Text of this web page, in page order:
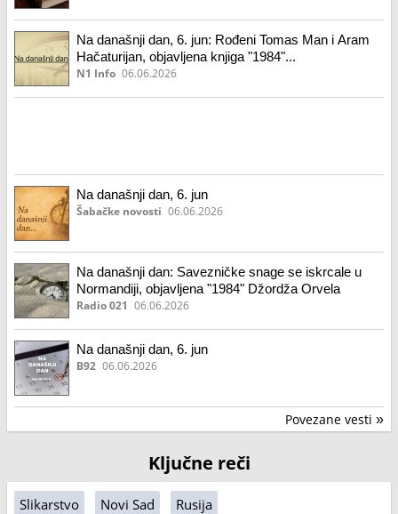
Na današnji dan, 6. jun: Rođeni Tomas Man i Aram
Hačaturijan, objavljena knjiga "1984"...
N1 Info 06.06.2026
Na današnji dan, 6. jun
Šabačke novosti 06.06.2026
Na današnji dan: Savezničke snage se iskrcale u
Normandiji, objavljena "1984" Džordža Orvela
Radio 021 06.06.2026
Na današnji dan, 6. jun
B92 06.06.2026
Povezane vesti »
Ključne reči
Slikarstvo Novi Sad Rusija